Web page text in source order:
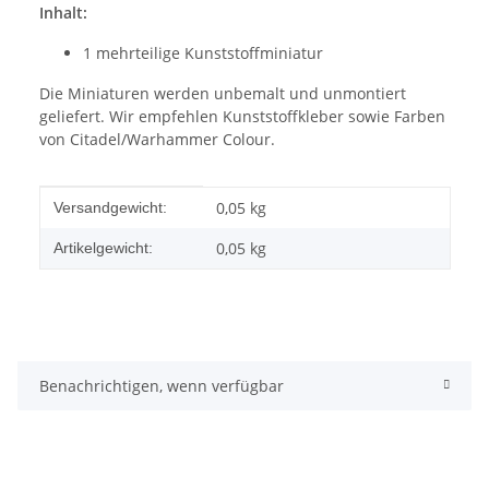
Inhalt:
1 mehrteilige Kunststoffminiatur
Die Miniaturen werden unbemalt und unmontiert
geliefert. Wir empfehlen Kunststoffkleber sowie Farben
von Citadel/Warhammer Colour.
Produkteigenschaft
Wert
Versandgewicht: 0,05 kg
Artikelgewicht: 0,05 kg
Benachrichtigen, wenn verfügbar